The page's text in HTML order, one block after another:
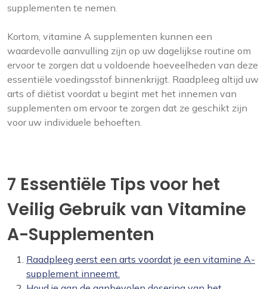
supplementen te nemen.
Kortom, vitamine A supplementen kunnen een
waardevolle aanvulling zijn op uw dagelijkse routine om
ervoor te zorgen dat u voldoende hoeveelheden van deze
essentiële voedingsstof binnenkrijgt. Raadpleeg altijd uw
arts of diëtist voordat u begint met het innemen van
supplementen om ervoor te zorgen dat ze geschikt zijn
voor uw individuele behoeften.
7 Essentiële Tips voor het
Veilig Gebruik van Vitamine
A-Supplementen
Raadpleeg eerst een arts voordat je een vitamine A-
supplement inneemt.